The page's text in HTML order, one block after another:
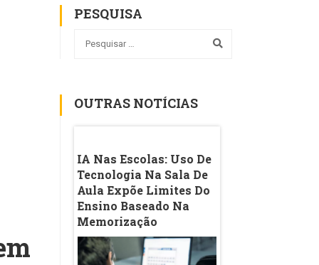
PESQUISA
OUTRAS NOTÍCIAS
A
Índice Por
IA Nas Escolas: Uso De
Tecnologia Na Sala De
Aula Expõe Limites Do
Ensino Baseado Na
Memorização